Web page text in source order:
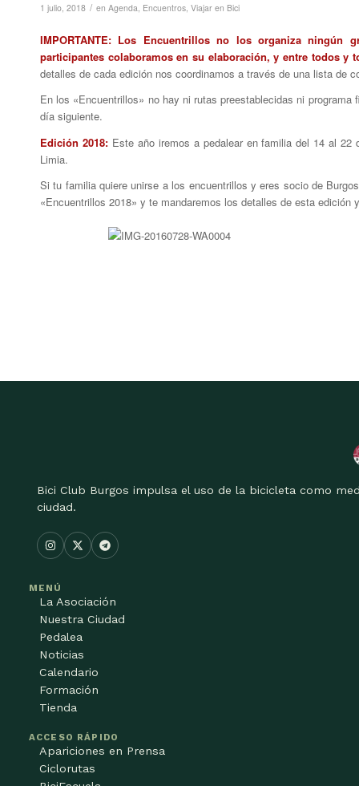
1 julio, 2018 / en Agenda, Encuentros, Viajar en Bici
IMPORTANTE: Los Encuentrillos no los organiza
participantes colaboramos en su elaboración, y entre todos y
detalles de cada edición nos coordinamos a través de una lista de
En los «Encuentrillos» no hay ni rutas preestablecidas ni
día siguiente.
Edición 2018:Este año iremos a pedalear en familia del 14 al
Limia.
Si tu familia quiere unirse a los encuentrillos y eres socio de
«Encuentrillos 2018» y te mandaremos los detalles de esta
Bici Club Burgos impulsa el uso de la bicicleta como
ciudad.
MENÚ
La Asociación
Nuestra Ciudad
Pedalea
Noticias
Calendario
Formación
Tienda
ACCESO RÁPIDO
Apariciones en Prensa
Ciclorutas